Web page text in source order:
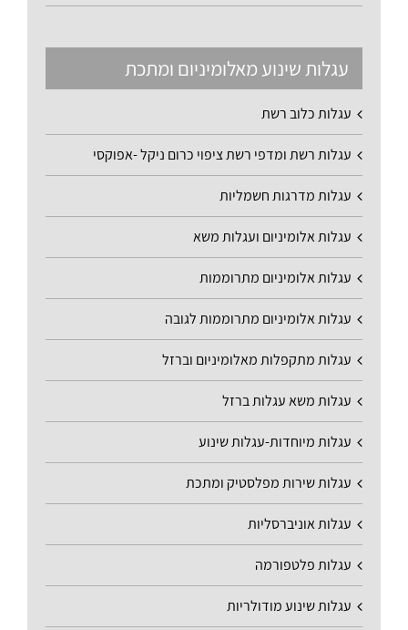
עגלות שינוע מאלומיניום ומתכת
עגלות כלוב רשת
עגלות רשת ומדפי רשת ציפוי כרום ניקל -אפוקסי
עגלות מדרגות חשמליות
עגלות אלומיניום ועגלות משא
עגלות אלומיניום מתרוממות
עגלות אלומיניום מתרוממות לגובה
עגלות מתקפלות מאלומיניום וברזל
עגלות משא עגלות ברזל
עגלות מיוחדות-עגלות שינוע
עגלות שירות מפלסטיק ומתכת
עגלות אוניברסליות
עגלות פלטפורמה
עגלות שינוע מודולריות